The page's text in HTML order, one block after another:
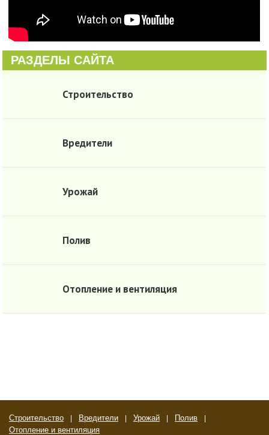
РАЗДЕЛЫ САЙТА
Строительство
Вредители
Урожай
Полив
Отопление и вентиляция
Строительство Вредители Урожай
Полив
Отопление и вентиляция